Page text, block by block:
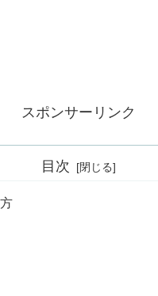
スポンサーリンク
目次